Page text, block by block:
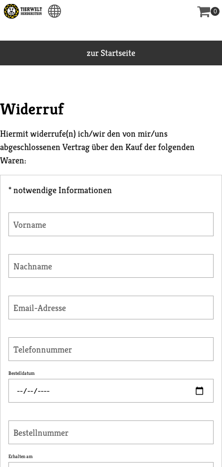
0
zur Startseite
Widerruf
Hiermit widerrufe(n) ich/wir den von mir/uns
abgeschlossenen Vertrag über den Kauf der folgenden
Waren:
* notwendige Informationen
Vorname
Nachname
Email-Adresse
Telefonnummer
Bestelldatum
Bestellnummer
Erhalten am